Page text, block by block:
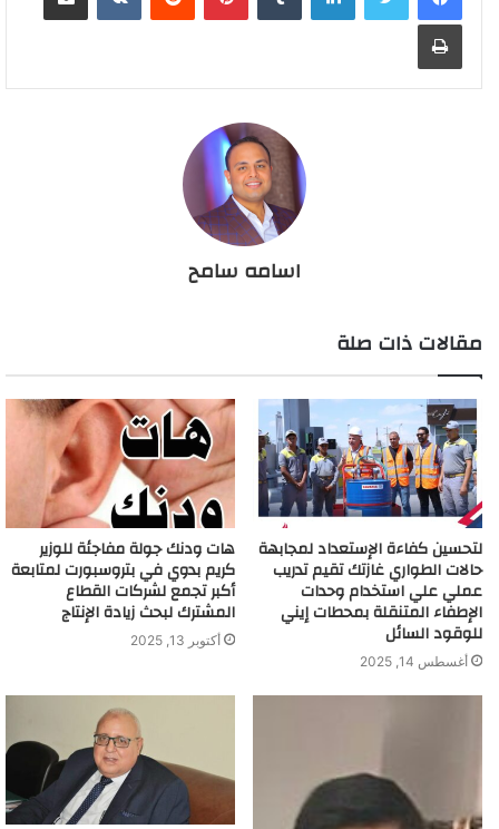
طباعة
اسامه سامح
مقالات ذات صلة
لتحسين كفاءة الإستعداد لمجابهة
حالات الطواري غازتك تقيم تدريب
عملي علي استخدام وحدات
الإطفاء المتنقلة بمحطات إيني
للوقود السائل
أغسطس 14, 2025
هات ودنك جولة مفاجئة للوزير
كريم بدوي في بتروسبورت لمتابعة
أكبر تجمع لشركات القطاع
المشترك لبحث زيادة الإنتاج
أكتوبر 13, 2025